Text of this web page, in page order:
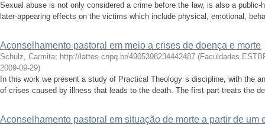
Sexual abuse is not only considered a crime before the law, is also a public-
later-appearing effects on the victims which include physical, emotional,
Aconselhamento pastoral em meio a crises de doença e morte
Schulz, Carmita; http://lattes.cnpq.br/4905398234442487 (Faculdades
2009-09-29)
In this work we present a study of Practical Theology s discipline, with the
of crises caused by illness that leads to the death. The first part treats the
Aconselhamento pastoral em situação de morte a partir de um